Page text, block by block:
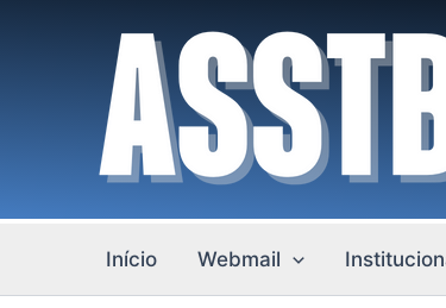
Início Webmail